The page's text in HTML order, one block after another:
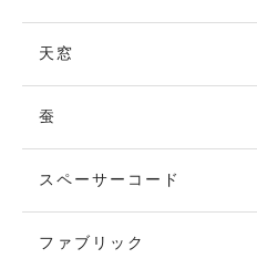
天窓
蚕
スペーサーコード
ファブリック